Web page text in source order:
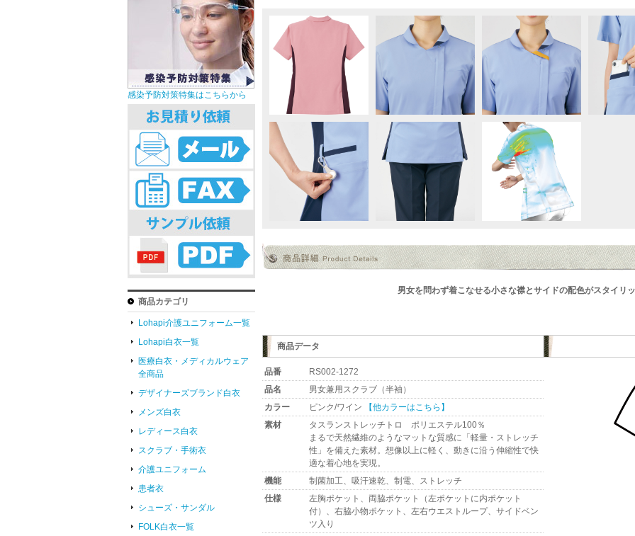
男女を問わず着こなせる小さな襟とサイドの配色がスタイリ
商品データ
品番
RS002-1272
品名
男女兼用スクラブ（半袖）
カラー
ピンク/ワイン
【他カラーはこちら】
素材
タスランストレッチトロ ポリエステル100％
まるで天然繊維のようなマットな質感に「軽量・ストレッチ
性」を備えた素材。想像以上に軽く、動きに沿う伸縮性で快
適な着心地を実現。
機能
制菌加工、吸汗速乾、制電、ストレッチ
仕様
左胸ポケット、両脇ポケット（左ポケットに内ポケット
付）、右脇小物ポケット、左右ウエストループ、サイドベン
ツ入り
感染予防対策特集はこちらから
商品カテゴリ
Lohapi介護ユニフォーム一覧
Lohapi白衣一覧
医療白衣・メディカルウェア
全商品
デザイナーズブランド白衣
メンズ白衣
レディース白衣
スクラブ・手術衣
介護ユニフォーム
患者衣
シューズ・サンダル
FOLK白衣一覧